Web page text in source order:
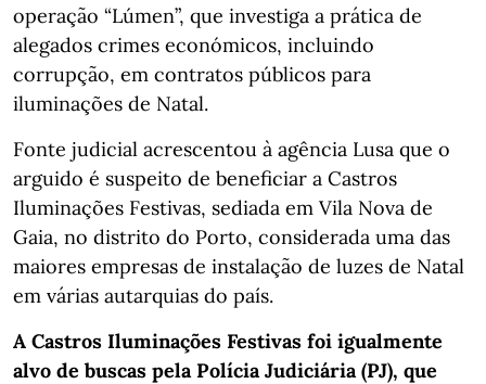
operação “Lúmen”, que investiga a prática de
alegados crimes económicos, incluindo
corrupção, em contratos públicos para
iluminações de Natal.
Fonte judicial acrescentou à agência Lusa que o
arguido é suspeito de beneficiar a Castros
Iluminações Festivas, sediada em Vila Nova de
Gaia, no distrito do Porto, considerada uma das
maiores empresas de instalação de luzes de Natal
em várias autarquias do país.
A Castros Iluminações Festivas foi igualmente
alvo de buscas pela Polícia Judiciária (PJ), que